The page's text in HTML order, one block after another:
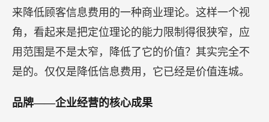
来降低顾客信息费用的一种商业理论。这样一个视
角，看起来是把定位理论的能力限制得很狭窄，应
用范围是不是太窄，降低了它的价值？其实完全不
是的。仅仅是降低信息费用，它已经是价值连城。
品牌——企业经营的核心成果